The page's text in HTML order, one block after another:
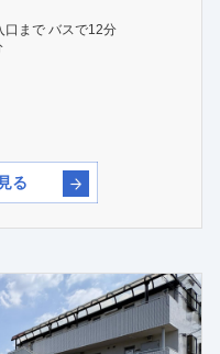
口まで バスで12分
る